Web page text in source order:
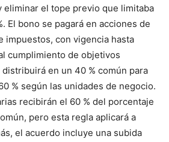
eliminar el tope previo que limitaba
El bono se pagará en acciones de
impuestos, con vigencia hasta
cumplimiento de objetivos
en un 40 % común para
% según las unidades de negocio.
recibirán el 60 % del porcentaje
pero esta regla aplicará a
el acuerdo incluye una subida